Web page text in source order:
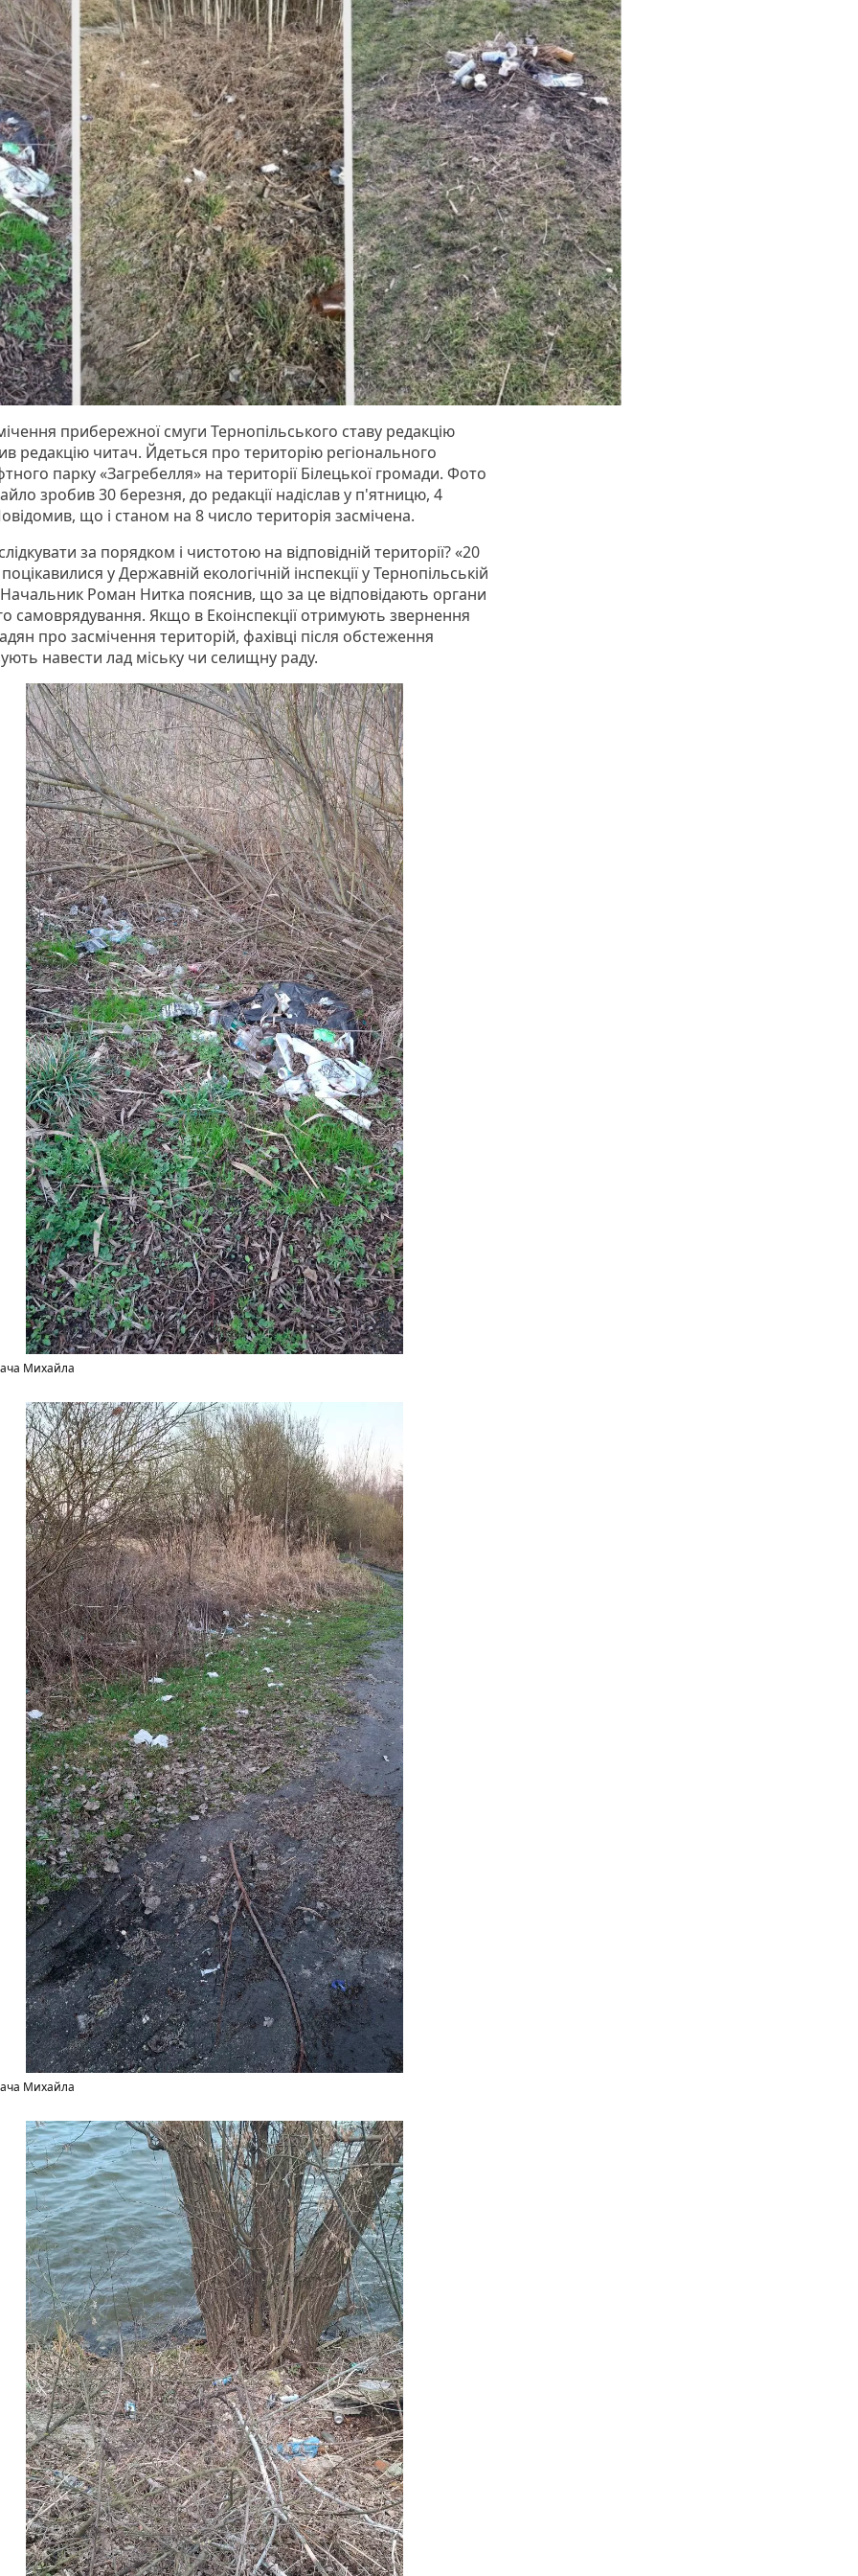
прибережної смуги Тернопільського ставу редакцію
редакцію читач. Йдеться про територію регіонального
парку «Загребелля» на території Білецької громади. Фото
зробив 30 березня, до редакції надіслав у п'ятницю, 4
що і станом на 8 число територія засмічена.
за порядком і чистотою на відповідній території? «20
у Державній екологічній інспекції у Тернопільській
Начальник Роман Нитка пояснив, що за це відповідають органи
самоврядування. Якщо в Екоінспекції отримують звернення
про засмічення територій, фахівці після обстеження
навести лад міську чи селищну раду.
Михайла
Михайла